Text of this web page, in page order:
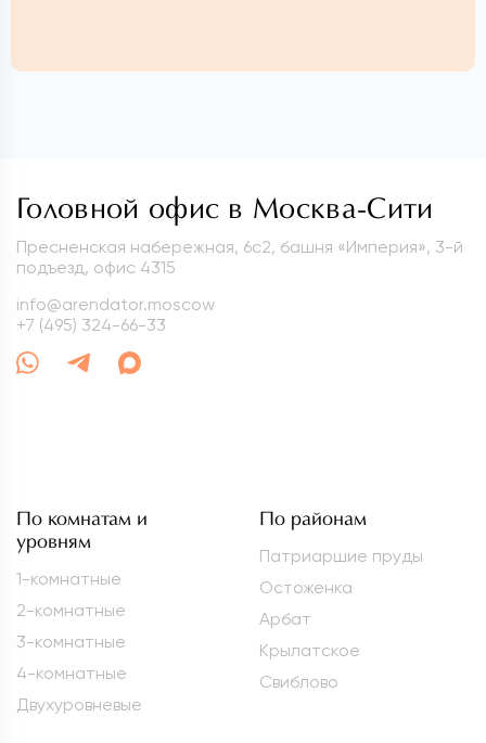
Головной офис в Москва-Сити
Пресненская набережная, 6с2, башня «Империя», 3-й
подъезд, офис 4315
info@arendator.moscow
+7 (495) 324-66-33
По комнатам и
уровням
1-комнатные
2-комнатные
3-комнатные
4-комнатные
Двухуровневые
По районам
Патриаршие пруды
Остоженка
Арбат
Крылатское
Свиблово